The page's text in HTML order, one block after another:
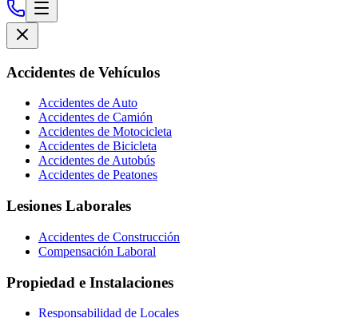
Accidentes de Vehículos
Accidentes de Auto
Accidentes de Camión
Accidentes de Motocicleta
Accidentes de Bicicleta
Accidentes de Autobús
Accidentes de Peatones
Lesiones Laborales
Accidentes de Construcción
Compensación Laboral
Propiedad e Instalaciones
Responsabilidad de Locales